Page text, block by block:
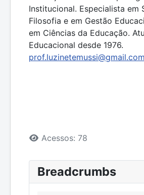
Institucional. Especialista em
Filosofia e em Gestão
em Ciências da Educação.
Educacional desde 1976.
prof.luzinetemussi@gmail.com
Detalhes
Acessos: 78
Breadcrumbs